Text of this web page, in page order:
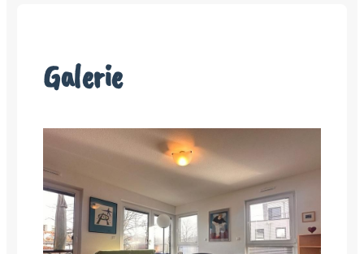
Galerie